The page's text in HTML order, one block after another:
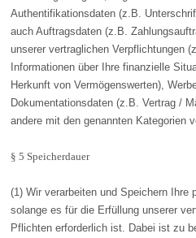
Authentifikationsdaten (z.B.
auch Auftragsdaten (z.B.
unserer vertraglichen Verpflichtungen
Informationen über Ihre finanzielle
Herkunft von Vermögenswerten),
Dokumentationsdaten (z.B. Vertrag /
andere mit den genannten Kategorien
§ 5 Speicherdauer
(1) Wir verarbeiten und Speichern Ihre
solange es für die Erfüllung unserer
Pflichten erforderlich ist. Dabei ist zu